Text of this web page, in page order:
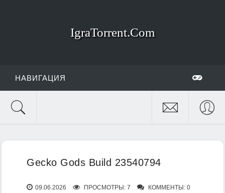
IgraTorrent.Com
НАВИГАЦИЯ
Gecko Gods Build 23540794
09.06.2026 ПРОСМОТРЫ: 7 КОММЕНТЫ: 0